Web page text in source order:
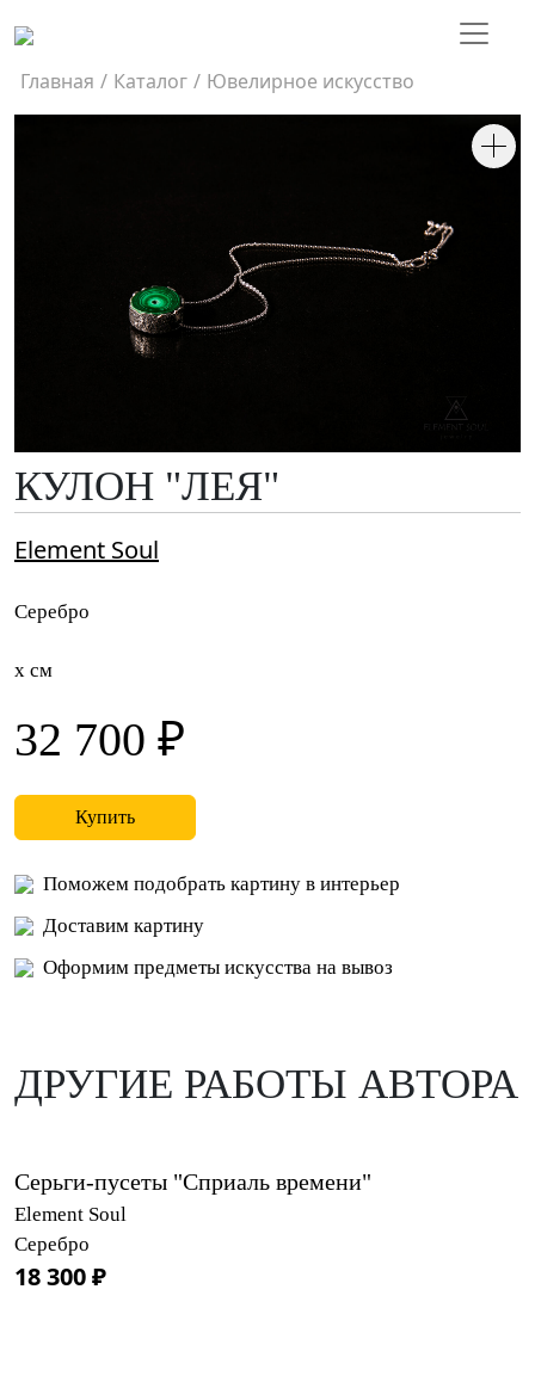
Главная / Каталог / Ювелирное искусство
КУЛОН "ЛЕЯ"
Element Soul
Серебро
x см
32 700 ₽
Купить
Поможем подобрать картину в интерьер
Доставим картину
Оформим предметы искусства на вывоз
ДРУГИЕ РАБОТЫ АВТОРА
Серьги-пусеты "Сприаль времени"
Element Soul
Серебро
18 300 ₽